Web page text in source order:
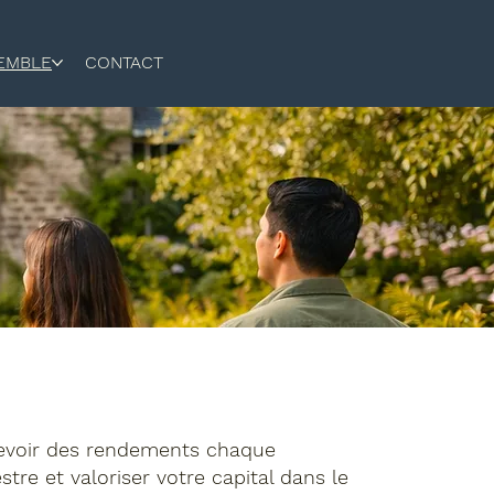
CONTACT
des rendements chaque
et valoriser votre capital dans le